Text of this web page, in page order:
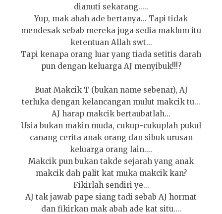
dianuti sekarang.....
Yup, mak abah ade bertanya... Tapi tidak
mendesak sebab mereka juga sedia maklum itu
ketentuan Allah swt...
Tapi kenapa orang luar yang tiada setitis darah
pun dengan keluarga AJ menyibuk!!!?
Buat Makcik T (bukan name sebenar), AJ
terluka dengan kelancangan mulut makcik tu...
AJ harap makcik bertaubatlah...
Usia bukan makin muda, cukup-cukuplah pukul
canang cerita anak orang dan sibuk urusan
keluarga orang lain....
Makcik pun bukan takde sejarah yang anak
makcik dah palit kat muka makcik kan?
Fikirlah sendiri ye...
AJ tak jawab pape siang tadi sebab AJ hormat
dan fikirkan mak abah ade kat situ....